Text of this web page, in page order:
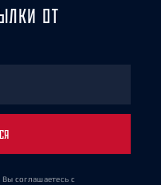
ОТ
соглашаетесь с